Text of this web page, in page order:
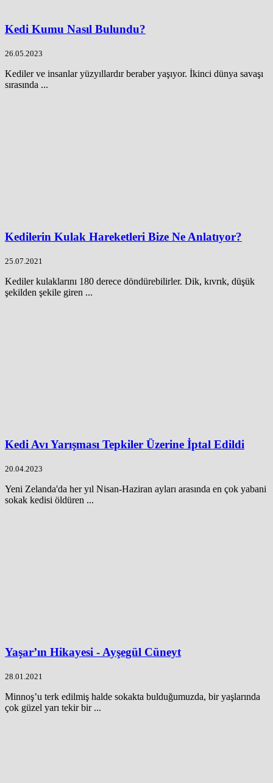
Kedi Kumu Nasıl Bulundu?
26.05.2023
Kediler ve insanlar yüzyıllardır beraber yaşıyor. İkinci dünya savaşı
sırasında ...
Kedilerin Kulak Hareketleri Bize Ne Anlatıyor?
25.07.2021
Kediler kulaklarını 180 derece döndürebilirler. Dik, kıvrık, düşük
şekilden şekile giren ...
Kedi Avı Yarışması Tepkiler Üzerine İptal Edildi
20.04.2023
Yeni Zelanda'da her yıl Nisan-Haziran ayları arasında en çok yabani
sokak kedisi öldüren ...
Yaşar’ın Hikayesi - Ayşegül Cüneyt
28.01.2021
Minnoş’u terk edilmiş halde sokakta bulduğumuzda, bir yaşlarında
çok güzel yarı tekir bir ...